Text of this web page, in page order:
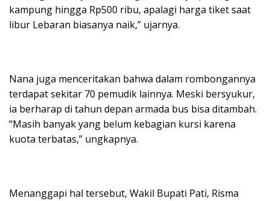
kampung hingga Rp500 ribu, apalagi harga tiket saat
libur Lebaran biasanya naik,” ujarnya.
Nana juga menceritakan bahwa dalam rombongannya
terdapat sekitar 70 pemudik lainnya. Meski bersyukur,
ia berharap di tahun depan armada bus bisa ditambah.
“Masih banyak yang belum kebagian kursi karena
kuota terbatas,” ungkapnya.
Menanggapi hal tersebut, Wakil Bupati Pati, Risma